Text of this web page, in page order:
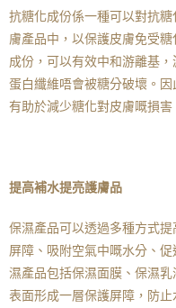
抗糖化成份係一種可以對抗
膚產品中，以保護皮膚免受
成份，可以有效中和游離基
蛋白纖維唔會被糖分破壞。
有助於減少糖化對皮膚嘅損
提高補水提亮護膚品
保濕產品可以透過多種方式
屏障、吸附空氣中嘅水分、
濕產品包括保濕面膜、保濕
表面形成一層保護屏障，防